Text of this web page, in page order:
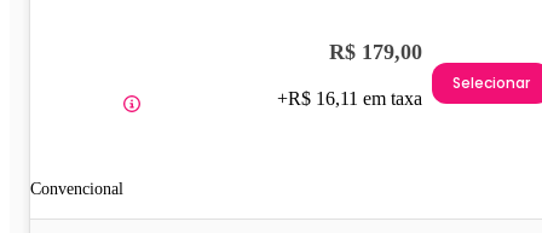
Convencional
R$ 179,00
+R$ 16,11 em taxa
Selecionar